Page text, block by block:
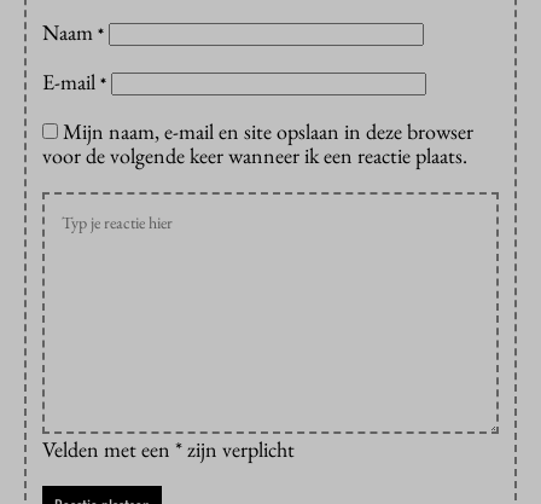
Naam *
E-mail *
Mijn naam, e-mail en site opslaan in deze browser
voor de volgende keer wanneer ik een reactie plaats.
Velden met een * zijn verplicht